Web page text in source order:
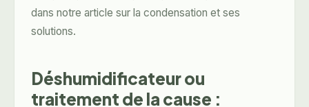
dans notre article sur la condensation et ses
solutions.
Déshumidificateur ou
traitement de la cause :